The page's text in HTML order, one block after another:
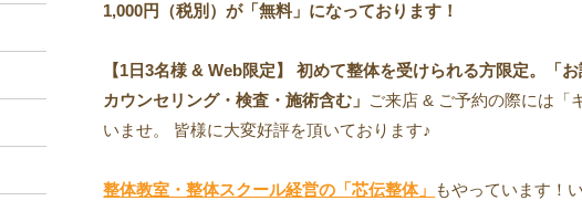
1,000円（税別）が「無料」になっております！
【1日3名様 & Web限定】 初めて整体を受けられる方限定。「
カウンセリング・検査・施術含む」 ご来店 & ご予約の際には「
いませ。 皆様に大変好評を頂いております♪
整体教室・整体スクール経営の「芯伝整体」
もやっています！